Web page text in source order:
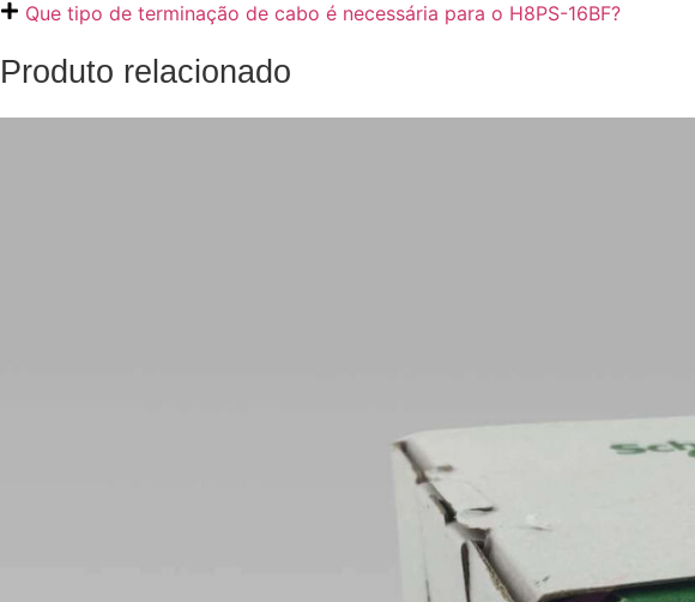
Que tipo de terminação de cabo é necessária para o H8PS-16BF?
Produto relacionado